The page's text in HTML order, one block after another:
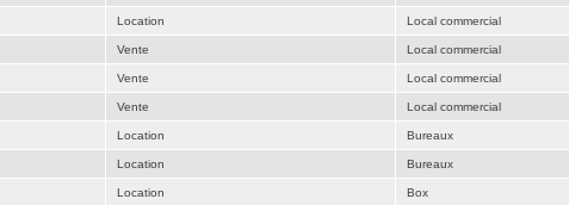
Location Local commercial
Vente Local commercial
Vente Local commercial
Vente Local commercial
Location Bureaux
Location Bureaux
Location Box